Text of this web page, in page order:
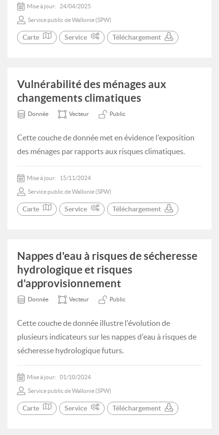
Mise à jour: 24/04/2025
Service public de Wallonie (SPW)
Carte Service Téléchargement
Vulnérabilité des ménages aux
changements climatiques
Donnée Vecteur Public
Cette couche de donnée met en évidence l'exposition
des ménages par rapports aux risques climatiques.
Mise à jour: 15/11/2024
Service public de Wallonie (SPW)
Carte Service Téléchargement
Nappes d'eau à risques de sécheresse
hydrologique et risques
d'approvisionnement
Donnée Vecteur Public
Cette couche de donnée illustre l'évolution de
plusieurs indicateurs sur les nappes d'eau à risques de
sécheresse hydrologique futurs.
Mise à jour: 01/10/2024
Service public de Wallonie (SPW)
Carte Service Téléchargement